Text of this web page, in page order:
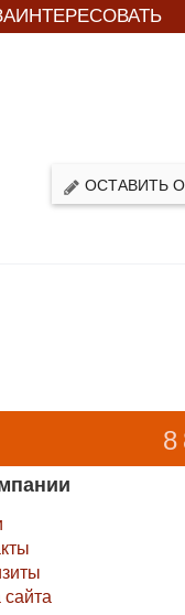
ОСТАВИТЬ
8
сайта